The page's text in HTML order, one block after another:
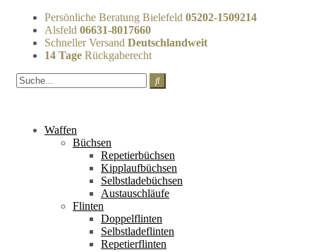
Persönliche Beratung Bielefeld 05202-1509214
Alsfeld 06631-8017660
Schneller Versand Deutschlandweit
14 Tage Rückgaberecht
Waffen
Büchsen
Repetierbüchsen
Kipplaufbüchsen
Selbstladebüchsen
Austauschläufe
Flinten
Doppelflinten
Selbstladeflinten
Repetierflinten